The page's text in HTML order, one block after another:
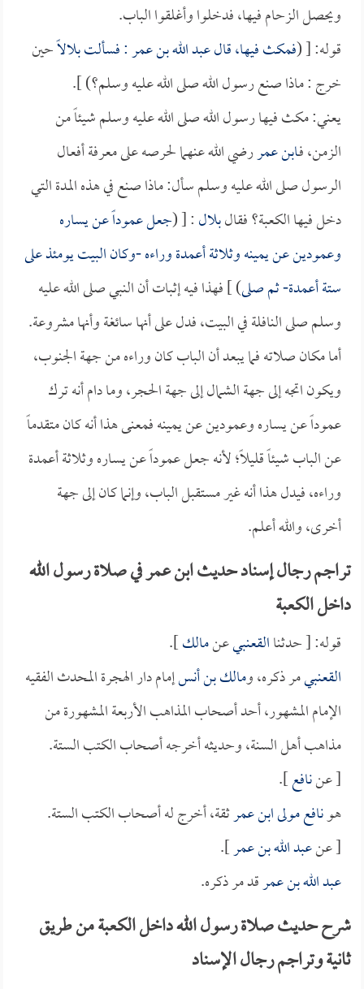
ويحصل الزحام فيها، فدخلوا وأغلقوا الباب.
قوله: [ (فمكث فيها، قالعبد الله بن عمر: فسألتبلالاًحين
خرج : ماذا صنع رسول الله صلى الله عليه وسلم؟) ].
يعني: مكث فيها رسول الله صلى الله عليه وسلم شيئاً من
الزمن، فـابن عمررضي الله عنهما لحرصه على معرفة أفعال
الرسول صلى الله عليه وسلم سأل: ماذا صنع في هذه المدة التي
دخل فيها الكعبة؟ فقالبلال: [ (جعل عموداً عن يساره
وعمودين عن يمينه وثلاثة أعمدة وراءه -وكان البيت يومئذ على
ستة أعمدة- ثم صلى) ] فهذا فيه إثبات أن النبي صلى الله عليه
وسلم صلى النافلة في البيت، فدل على أنها سائغة وأنها مشروعة.
أما مكان صلاته فما يبعد أن الباب كان وراءه من جهة الجنوب،
ويكون اتجه إلى جهة الشمال إلى جهة الحجر، وما دام أنه ترك
عموداً عن يساره وعمودين عن يمينه فمعنى هذا أنه كان متقدماً
عن الباب شيئاً قليلاً؛ لأنه جعل عموداً عن يساره وثلاثة أعمدة
وراءه، فيدل هذا أنه غير مستقبل الباب، وإنما كان إلى جهة
أخرى، والله أعلم.
تراجم رجال إسناد حديث ابن عمر في صلاة رسول الله
داخل الكعبة
قوله: [ حدثناالقعنبيعنمالك].
القعنبيمر ذكره، ومالك بن أنسإمام دار الهجرة المحدث الفقيه
الإمام المشهور، أحد أصحاب المذاهب الأربعة المشهورة من
مذاهب أهل السنة، وحديثه أخرجه أصحاب الكتب الستة.
[ عننافع].
هونافع مولى ابن عمرثقة، أخرج له أصحاب الكتب الستة.
[ عنعبد الله بن عمر].
عبد الله بن عمرقد مر ذكره.
شرح حديث صلاة رسول الله داخل الكعبة من طريق
ثانية وتراجم رجال الإسناد